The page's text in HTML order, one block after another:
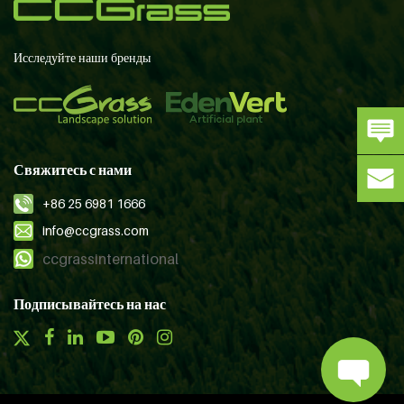
Исследуйте наши бренды
Свяжитесь с нами
+86 25 6981 1666
info@ccgrass.com
ccgrassinternational
Подписывайтесь на нас